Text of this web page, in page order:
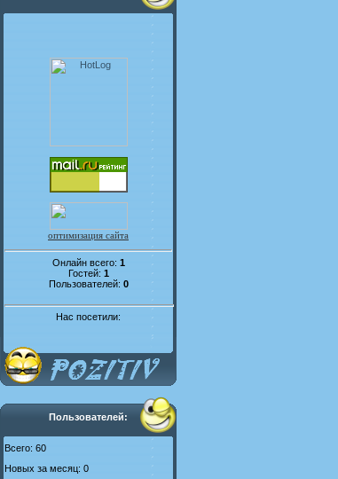
оптимизация сайта
Онлайн всего: 1
Гостей: 1
Пользователей: 0
Нас посетили:
Пользователей:
Всего: 60
Новых за месяц: 0